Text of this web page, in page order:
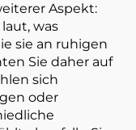
Aspekt:
was
sie an ruhigen
Sie daher auf
sich
oder